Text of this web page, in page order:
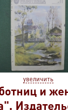
увеличить
и